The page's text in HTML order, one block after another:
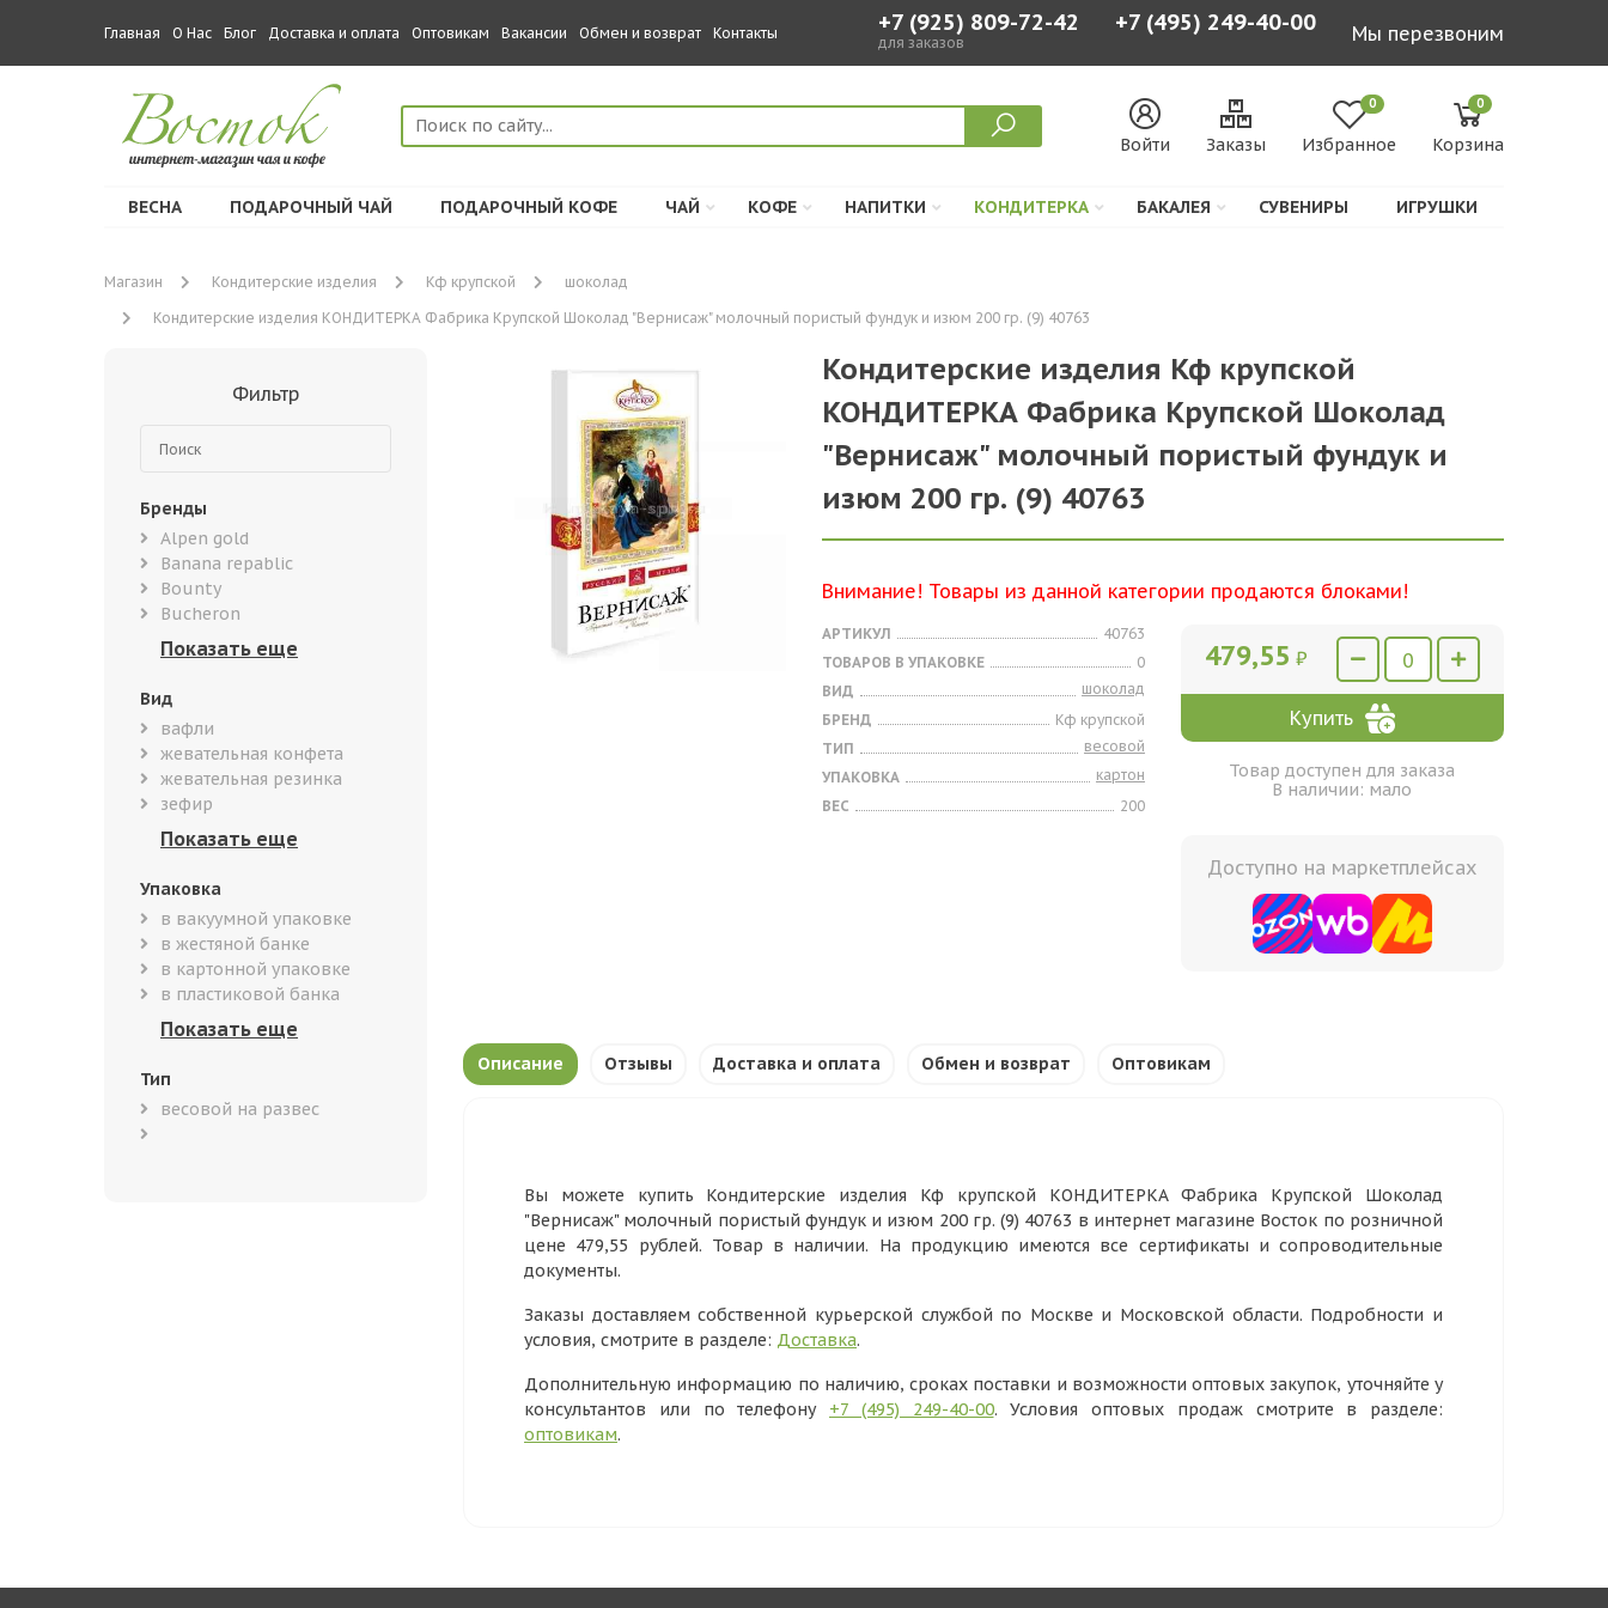
Главная О Нас Блог Доставка и оплата Оптовикам Вакансии Обмен и возврат Контакты +7 (925) 809-72-42
для заказов
+7 (495) 249-40-00 Мы перезвоним
Войти Заказы
0
Избранное
0
Корзина
ВЕСНА ПОДАРОЧНЫЙ ЧАЙ ПОДАРОЧНЫЙ КОФЕ ЧАЙ КОФЕ НАПИТКИ КОНДИТЕРКА БАКАЛЕЯ СУВЕНИРЫ ИГРУШКИ
Магазин Кондитерские изделия Кф крупской
шоколад
Кондитерские изделия КОНДИТЕРКА Фабрика Крупской Шоколад "Вернисаж" молочный пористый фундук и изюм 200 гр. (9) 40763
Фильтр
Бренды
Alpen gold
Banana repablic
Bounty
Bucheron
Вид
вафли
жевательная конфета
жевательная резинка
зефир
Упаковка
в вакуумной упаковке
в жестяной банке
в картонной упаковке
в пластиковой банка
Тип
весовой на развес
Кондитерские изделия Кф крупской
КОНДИТЕРКА Фабрика Крупской Шоколад
"Вернисаж" молочный пористый фундук и
изюм 200 гр. (9) 40763
Внимание! Товары из данной категории продаются блоками!
АРТИКУЛ
40763
ТОВАРОВ В УПАКОВКЕ
0
ВИД
шоколад
БРЕНД
Кф крупской
ТИП
весовой
УПАКОВКА
картон
ВЕС
200
479,55 ₽
Купить
Товар доступен для заказа
В наличии: мало
Доступно на маркетплейсах
Описание Отзывы Доставка и оплата Обмен и возврат Оптовикам
Вы можете купить Кондитерские изделия Кф крупской КОНДИТЕРКА Фабрика Крупской Шоколад
"Вернисаж" молочный пористый фундук и изюм 200 гр. (9) 40763 в интернет магазине Восток по розничной
цене 479,55 рублей. Товар в наличии. На продукцию имеются все сертификаты и сопроводительные
документы.
Заказы доставляем собственной курьерской службой по Москве и Московской области. Подробности и
условия, смотрите в разделе: Доставка.
Дополнительную информацию по наличию, сроках поставки и возможности оптовых закупок, уточняйте у
консультантов или по телефону +7 (495) 249-40-00. Условия оптовых продаж смотрите в разделе:
оптовикам.